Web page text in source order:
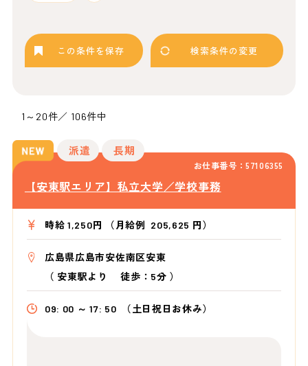
この条件を保存 検索条件の変更
1～20件／ 106件中
お仕事番号：57106355
派遣 長期
【安東駅エリア】私立大学／学校事務
時給 1,250円 （月給例 205,625 円）
広島県広島市安佐南区安東
（ 安東駅より徒歩：5分 ）
09: 00 ～ 17: 50 （土日祝日お休み）